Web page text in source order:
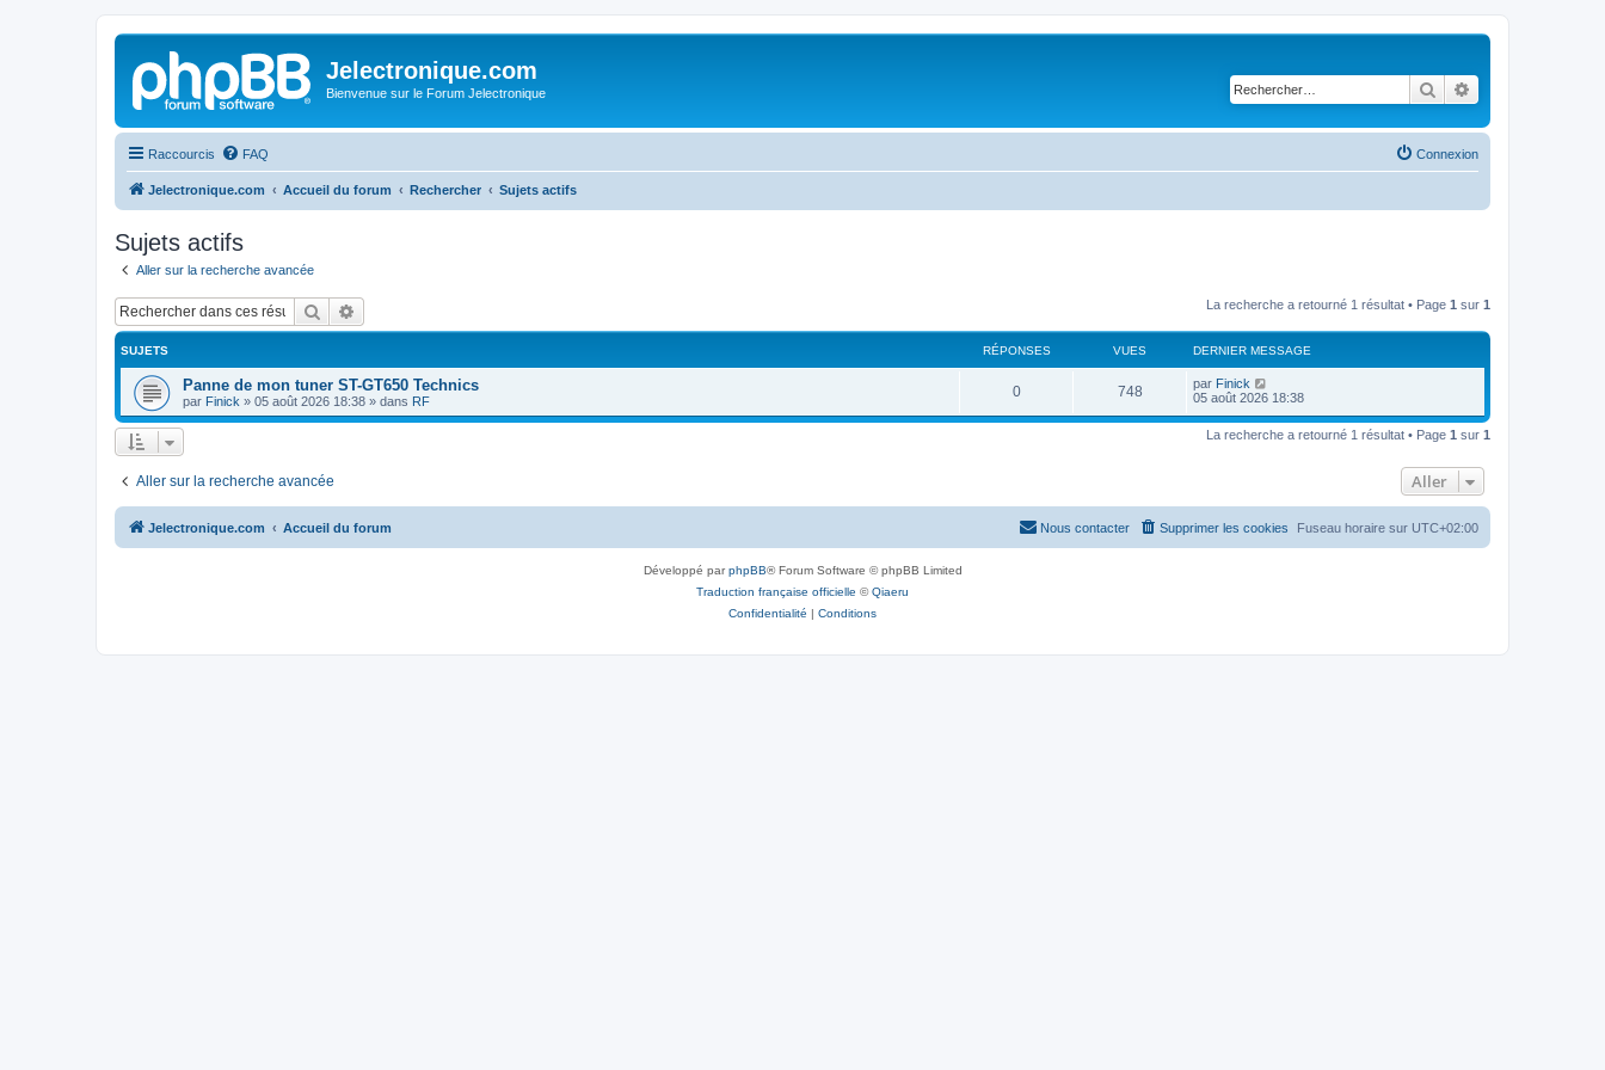
Jelectronique.com
Bienvenue sur le Forum Jelectronique Rechercher
Raccourcis FAQ Connexion
Jelectronique.com Accueil du forum Rechercher Sujets actifs
Sujets actifs
Aller sur la recherche avancée
Rechercher La recherche a retourné 1 résultat • Page 1 sur 1
SUJETS RÉPONSES VUES DERNIER MESSAGE
Panne de mon tuner ST-GT650 Technics
par Finick » 05 août 2026 18:38 » dans RF
0 748 par Finick
05 août 2026 18:38
La recherche a retourné 1 résultat • Page 1 sur 1
Aller sur la recherche avancée Aller
Jelectronique.com Accueil du forum Fuseau horaire sur UTC+02:00
Supprimer les cookies
Nous contacter
Développé parphpBB® Forum Software © phpBB Limited
Traduction française officielle ©Qiaeru
Confidentialité | Conditions